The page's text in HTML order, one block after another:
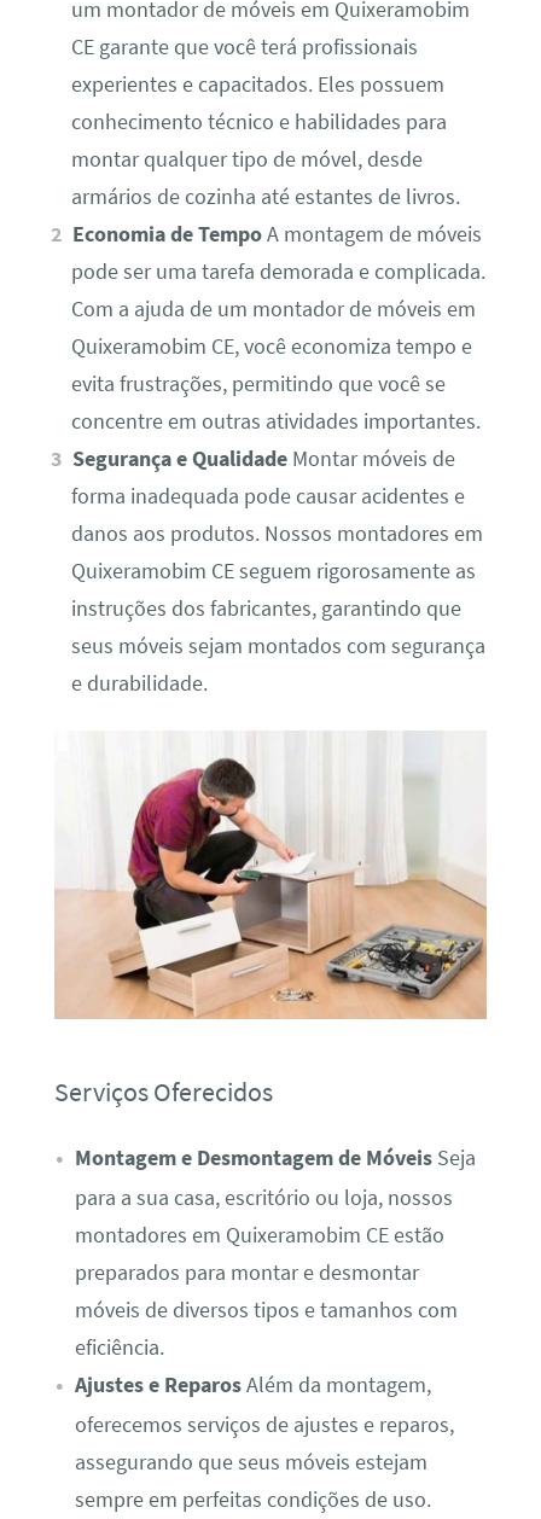
um montador de móveis em Quixeramobim
CE garante que você terá profissionais
experientes e capacitados. Eles possuem
conhecimento técnico e habilidades para
montar qualquer tipo de móvel, desde
armários de cozinha até estantes de livros.
Economia de TempoA montagem de móveis
pode ser uma tarefa demorada e complicada.
Com a ajuda de um montador de móveis em
Quixeramobim CE, você economiza tempo e
evita frustrações, permitindo que você se
concentre em outras atividades importantes.
Segurança e Qualidade Montar móveis de
forma inadequada pode causar acidentes e
danos aos produtos. Nossos montadores em
Quixeramobim CE seguem rigorosamente as
instruções dos fabricantes, garantindo que
seus móveis sejam montados com segurança
e durabilidade.
Serviços Oferecidos
Montagem e Desmontagem de MóveisSeja
para a sua casa, escritório ou loja, nossos
montadores em Quixeramobim CE estão
preparados para montar e desmontar
móveis de diversos tipos e tamanhos com
eficiência.
Ajustes e ReparosAlém da montagem,
oferecemos serviços de ajustes e reparos,
assegurando que seus móveis estejam
sempre em perfeitas condições de uso.